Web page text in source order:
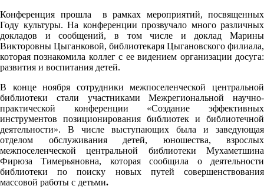
Конференция прошла в рамках мероприятий, посвященных
Году культуры. На конференции прозвучало много различных
докладов и сообщений, в том числе и доклад Марины
Викторовны Цыганковой, библиотекаря Цыгановского филиала,
которая познакомила коллег с ее видением организации досуга:
развития и воспитания детей.
В конце ноября сотрудники межпоселенческой центральной
библиотеки стали участниками Межрегиональной научно-
практической конференции «Создание эффективных
инструментов позиционирования библиотек и библиотечной
деятельности». В числе выступающих была и заведующая
отделом обслуживания детей, юношества, взрослых
межпоселенческой центральной библиотеки Мухаметшина
Фирюза Тимерьяновна, которая сообщила о деятельности
библиотеки по поиску новых путей совершенствования
массовой работы с детьми.